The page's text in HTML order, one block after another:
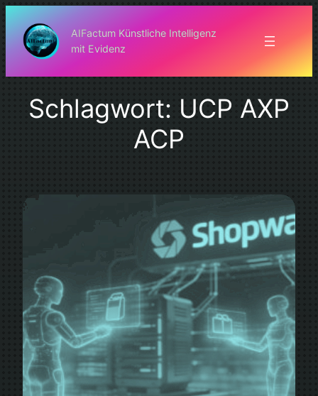
Inhalt
springen
AIFactum Künstliche Intelligenz
mit Evidenz
Schlagwort: UCP AXP
ACP